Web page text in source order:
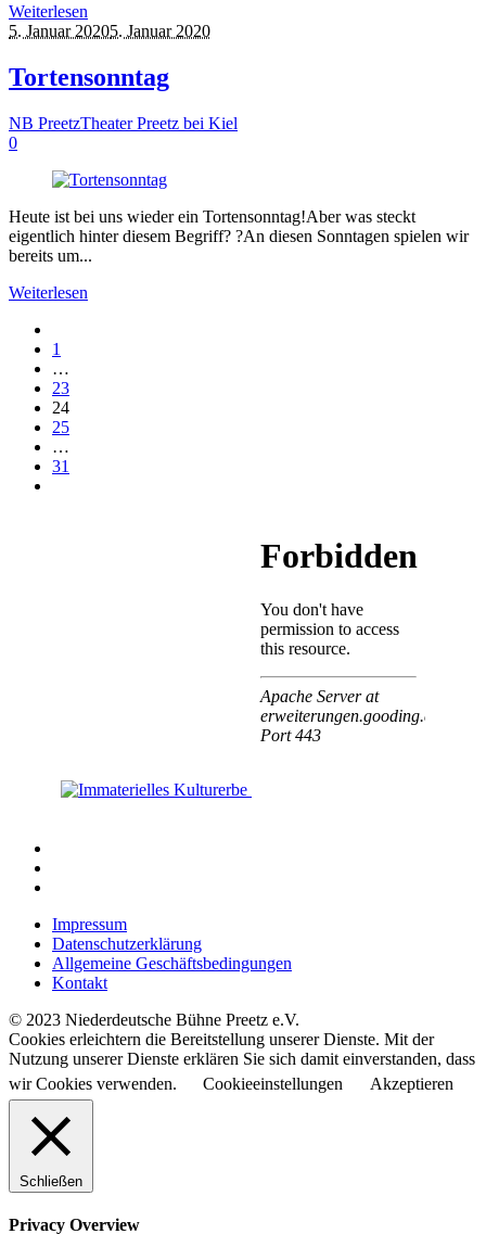
Weiterlesen
5. Januar 20205. Januar 2020
Tortensonntag
NB PreetzTheater Preetz bei Kiel
0
Heute ist bei uns wieder ein Tortensonntag!Aber was steckt
eigentlich hinter diesem Begriff? ?An diesen Sonntagen spielen wir
bereits um...
Weiterlesen
1
…
23
24
25
…
31
Impressum
Datenschutzerklärung
Allgemeine Geschäftsbedingungen
Kontakt
© 2023 Niederdeutsche Bühne Preetz e.V.
Cookies erleichtern die Bereitstellung unserer Dienste. Mit der
Nutzung unserer Dienste erklären Sie sich damit einverstanden, dass
wir Cookies verwenden.
Cookieeinstellungen Akzeptieren
Schließen
Privacy Overview